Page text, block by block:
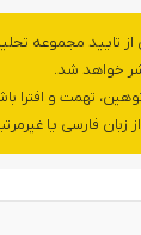
تایید مجموعه
خواهد شد.
تهمت و افترا
زبان فارسی یا